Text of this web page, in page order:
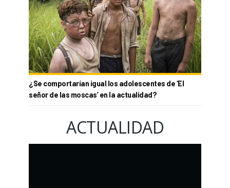
¿Se comportarían igual los adolescentes de ‘El
señor de las moscas’ en la actualidad?
ACTUALIDAD